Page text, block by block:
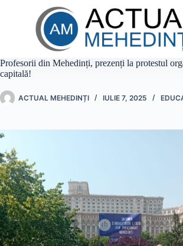
Profesorii din Mehedinți, prezenți la protestul
capitală!
ACTUAL MEHEDINȚI IULIE 7, 2025